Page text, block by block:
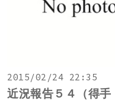
2015/02/24 22:35
近況報告５４（得手